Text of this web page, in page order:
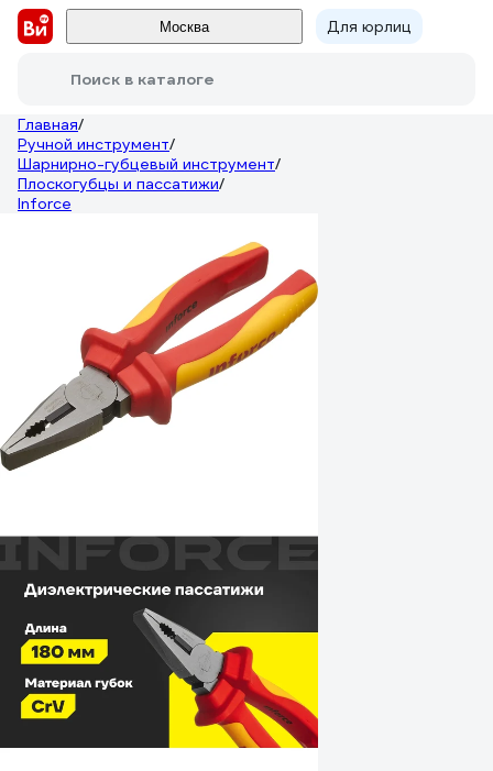
Москва Для юрлиц
Поиск в каталоге
Главная/
Ручной инструмент/
Шарнирно-губцевый инструмент/
Плоскогубцы и пассатижи/
Inforce